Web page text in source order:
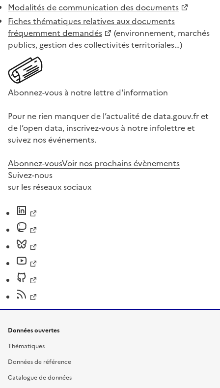
Modalités de communication des documents
Fiches thématiques relatives aux documents
fréquemment demandés
(environnement, marchés
publics, gestion des collectivités territoriales…)
Abonnez-vous à notre lettre d'information
Pour ne rien manquer de l’actualité de data.gouv.fr et
de l’open data, inscrivez-vous à notre infolettre et
suivez nos événements.
Abonnez-vousVoir nos prochains évènements
Suivez-nous
sur les réseaux sociaux
Données ouvertes
Thématiques
Données de référence
Catalogue de données